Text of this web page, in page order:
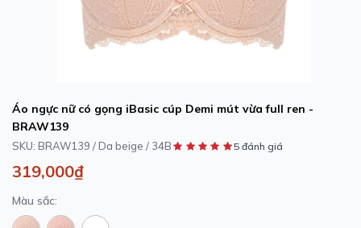
Áo ngực nữ có gọng iBasic cúp Demi mút vừa full ren -
BRAW139
SKU: BRAW139 / Da beige / 34B 5 đánh giá
319,000₫
Màu sắc: